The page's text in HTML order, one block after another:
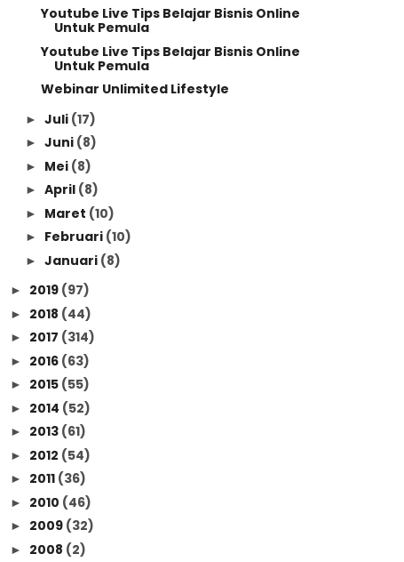
Youtube Live Tips Belajar Bisnis Online
Untuk Pemula
Youtube Live Tips Belajar Bisnis Online
Untuk Pemula
Webinar Unlimited Lifestyle
► Juli (17)
► Juni (8)
► Mei (8)
► April (8)
► Maret (10)
► Februari (10)
► Januari (8)
► 2019 (97)
► 2018 (44)
► 2017 (314)
► 2016 (63)
► 2015 (55)
► 2014 (52)
► 2013 (61)
► 2012 (54)
► 2011 (36)
► 2010 (46)
► 2009 (32)
► 2008 (2)